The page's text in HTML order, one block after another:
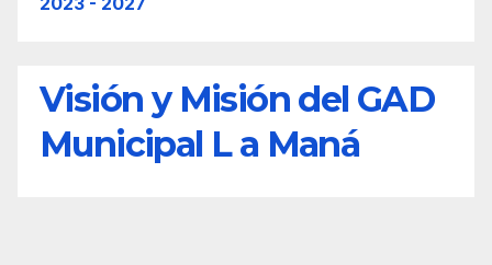
Visión y Misión del GAD
Municipal L a Maná